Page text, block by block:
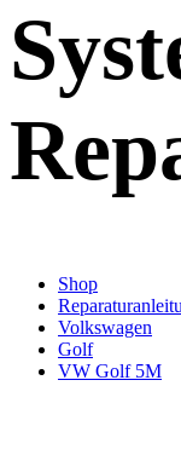
Shop
Volkswagen
Golf
VW Golf 5M